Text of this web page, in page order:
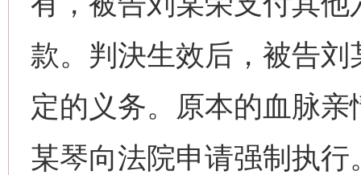
款。判決生效后，被告
定的义务。原本的血脉
某琴向法院申请强制执行